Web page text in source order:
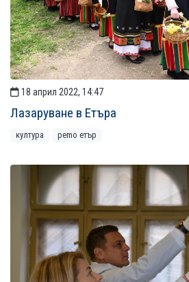
18 април 2022, 14:47
Лазаруване в Етъра
култура рemo етър